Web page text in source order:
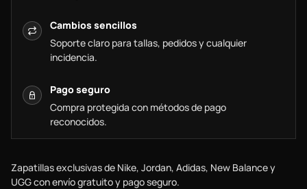
Cambios sencillos
Soporte claro para tallas, pedidos y cualquier
incidencia.
Pago seguro
Compra protegida con métodos de pago
reconocidos.
Zapatillas exclusivas de Nike, Jordan, Adidas, New Balance y
UGG con envío gratuito y pago seguro.